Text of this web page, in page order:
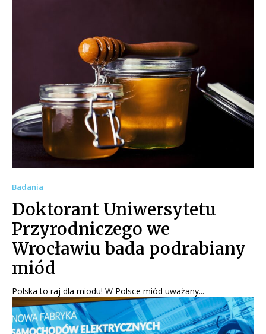
Badania
Doktorant Uniwersytetu
Przyrodniczego we
Wrocławiu bada podrabiany
miód
Polska to raj dla miodu! W Polsce miód uważany...